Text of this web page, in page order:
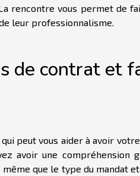
rencontre vous permet de
leur professionnalisme.
de contrat et
peut vous aider à avoir
avoir une compréhension
que le type du mandat